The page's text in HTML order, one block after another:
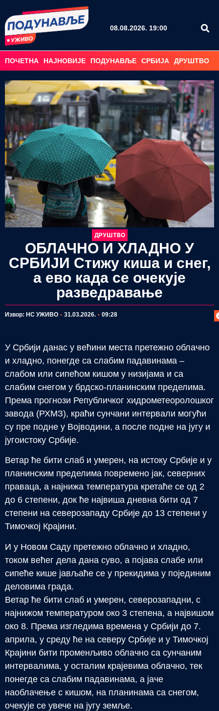
08.08.2026. 19:00
ПОЧЕТНА НАЈНОВИЈЕ ПОДУНАВЉЕ СРБИЈА ДРУШТВО
ДРУШТВО
ОБЛАЧНО И ХЛАДНО У
СРБИЈИ Стижу киша и снег,
а ево када се очекује
разведравање
Извор: НС УЖИВО 31.03.2026. 09:28
У Србији данас у већини места претежно облачно
и хладно, понегде са слабим падавинама –
слабом или сипећом кишом у низијама и са
слабим снегом у брдско-планинским пределима.
Према прогнози Републичког хидрометеоролошког
завода (РХМЗ), краћи сунчани интервали могући
су пре подне у Војводини, а после подне на југу и
југоистоку Србије.
Ветар ће бити слаб и умерен, на истоку Србије и у
планинским пределима повремено јак, северних
праваца, а најнижа температура кретаће се од 2
до 6 степени, док ће највиша дневна бити од 7
степени на северозападу Србије до 13 степени у
Тимочкој Крајини.
И у Новом Саду претежно облачно и хладно,
током већег дела дана суво, а појава слабе или
сипеће кише јављаће се у прекидима у појединим
деловима града.
Ветар ће бити слаб и умерен, северозападни, с
најнижом температуром око 3 степена, а највишом
око 8. Према изгледима времена у Србији до 7.
априла, у среду ће на северу Србије и у Тимочкој
Крајини бити променљиво облачно са сунчаним
интервалима, у осталим крајевима облачно, тек
понегде са слабим падавинама, а јаче
наоблачење с кишом, на планинама са снегом,
очекује се увече на југу земље.